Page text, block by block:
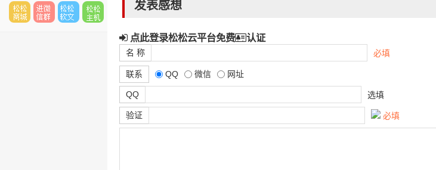
发表感想
点此登录松松云平台免费 认证
名 称 必填
联系 QQ 微信 网址
QQ 选填
验证 必填